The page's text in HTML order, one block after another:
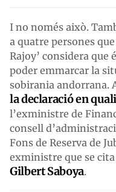
I no només això.
a quatre persones
Rajoy’ considera que
poder emmarcar la
sobirania andorrana.
la declaració en
l’exministre de
consell
Fons de Reserva de
exministre que se
Gilbert Saboya.